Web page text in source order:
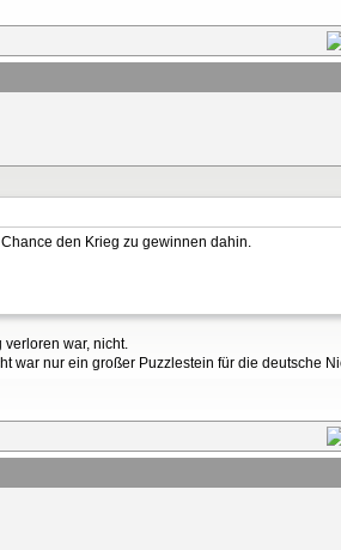
den Krieg zu gewinnen dahin.
verloren war, nicht.
war nur ein großer Puzzlestein für die deutsche